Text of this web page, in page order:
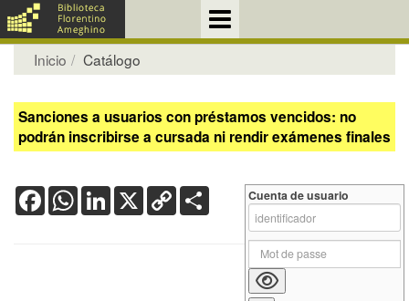
Inicio Catálogo
Sanciones a usuarios con préstamos vencidos: no
podrán inscribirse a cursada ni rendir exámenes finales
FacebookWhatsApp
LinkedIn
X Copy
Link
Cuenta de usuario